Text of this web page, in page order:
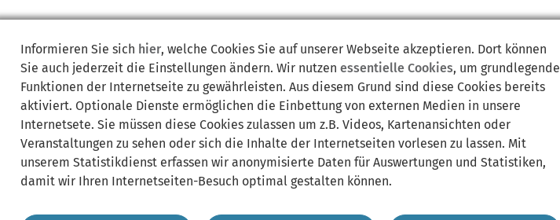
Informieren Sie sich hier, welche Cookies Sie auf unserer Webseite akzeptieren. Dort können
Sie auch jederzeit die Einstellungen ändern. Wir nutzen essentielle Cookies, um grundlegende
Funktionen der Internetseite zu gewährleisten. Aus diesem Grund sind diese Cookies bereits
aktiviert. Optionale Dienste ermöglichen die Einbettung von externen Medien in unsere
Internetsete. Sie müssen diese Cookies zulassen um z.B. Videos, Kartenansichten oder
Veranstaltungen zu sehen oder sich die Inhalte der Internetseiten vorlesen zu lassen. Mit
unserem Statistikdienst erfassen wir anonymisierte Daten für Auswertungen und Statistiken,
damit wir Ihren Internetseiten-Besuch optimal gestalten können.